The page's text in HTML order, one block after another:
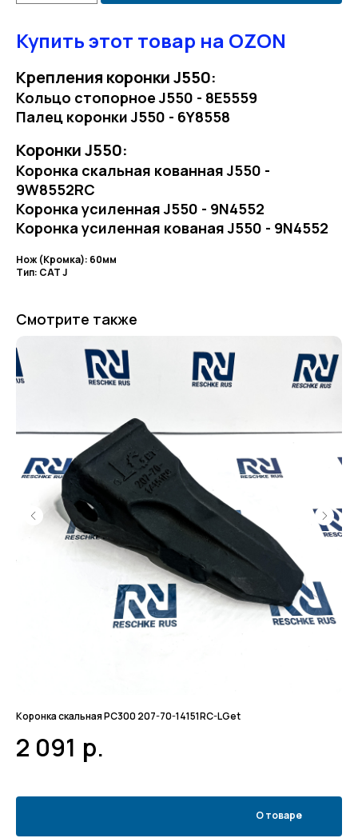
Купить этот товар на OZON
Крепления коронки J550:
Кольцо стопорное J550 - 8E5559
Палец коронки J550 - 6Y8558
Коронки J550:
Коронка скальная кованная J550 -
9W8552RC
Коронка усиленная J550 - 9N4552
Коронка усиленная кованая J550 - 9N4552
Нож (Кромка): 60мм
Тип: CAT J
Смотрите также
Коронка скальная PC300 207-70-14151RC-LGet
2 091 р.
О товаре